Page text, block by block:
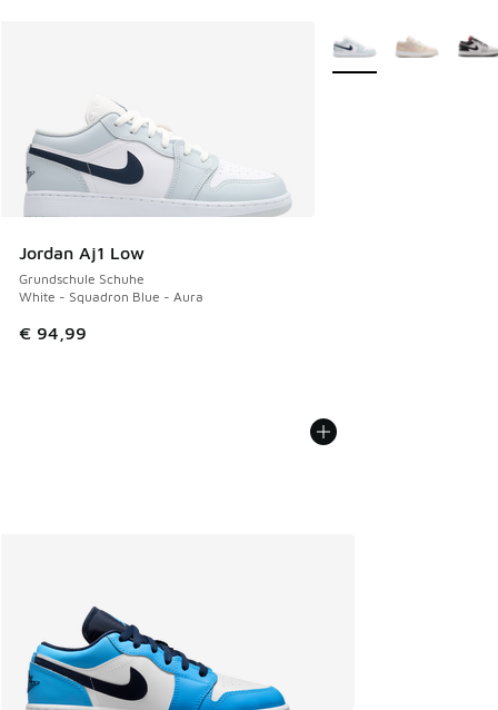
Jordan Aj1 Low
Grundschule Schuhe
White - Squadron Blue - Aura
€ 94,99
Weitere Farben